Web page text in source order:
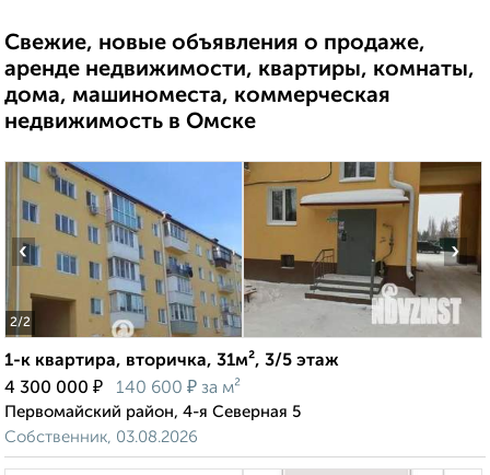
Свежие, новые объявления о продаже,
аренде недвижимости, квартиры, комнаты,
дома, машиноместа, коммерческая
недвижимость в Омске
2/2
‹ ›
1-к квартира, вторичка, 31м², 3/5 этаж
4 300 000 ₽ 140 600 ₽ за м²
Первомайский район, 4-я Северная 5
Собственник, 03.08.2026